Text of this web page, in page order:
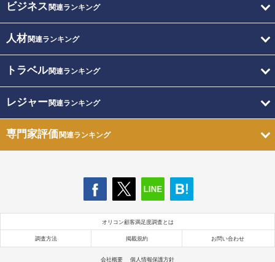
ビジネス 関連ランキング
人材関連ランキング
トラベル関連ランキング
レジャー関連ランキング
専門家評価関連ランキング
オリコン顧客満足度調査とは
調査方法 掲載規約 お問い合わせ
会社概要 個人情報保護方針